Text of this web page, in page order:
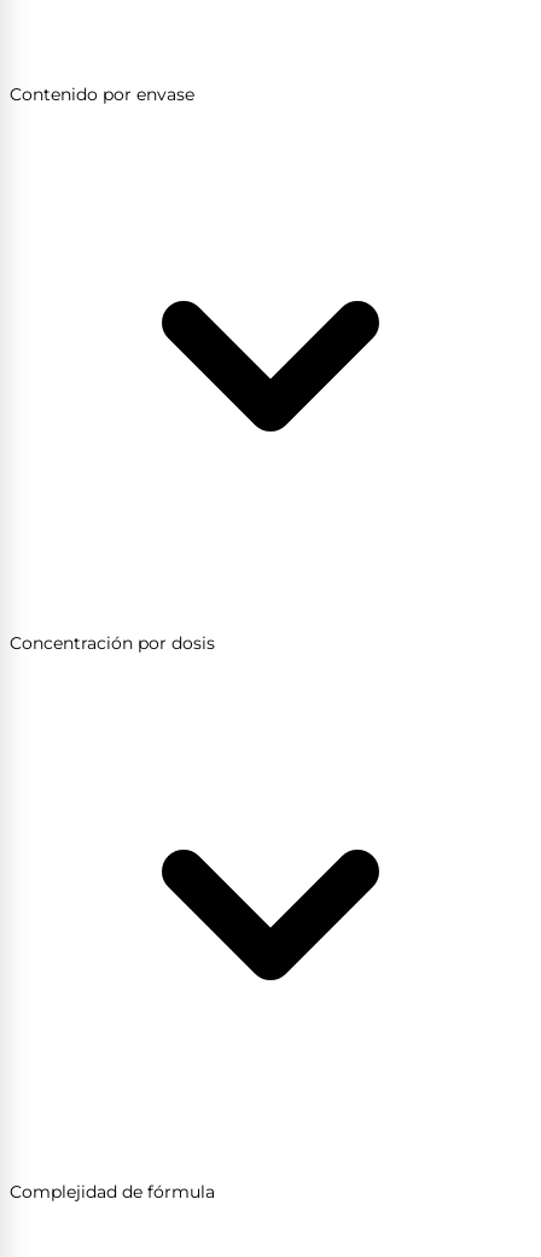
Contenido por envase
Concentración por dosis
Complejidad de fórmula